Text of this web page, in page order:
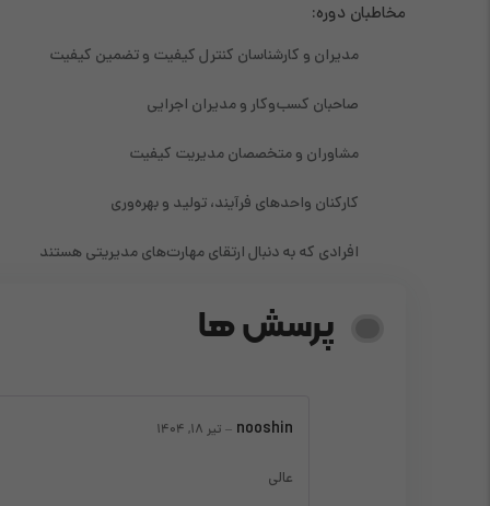
مخاطبان دوره:
مدیران و کارشناسان کنترل کیفیت و تضمین کیفیت
صاحبان کسب‌وکار و مدیران اجرایی
مشاوران و متخصصان مدیریت کیفیت
کارکنان واحدهای فرآیند، تولید و بهره‌وری
افرادی که به دنبال ارتقای مهارت‌های مدیریتی هستند
پرسش ها
nooshin
– تیر 18, 1404
عالی